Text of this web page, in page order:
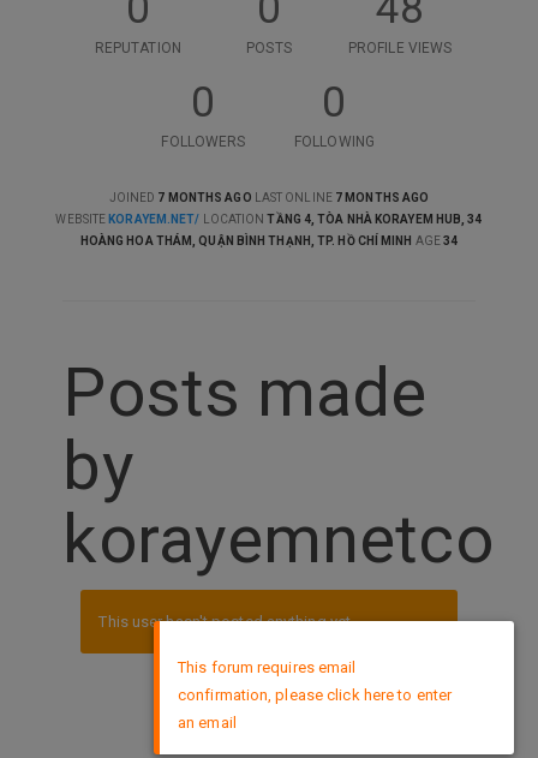
REPUTATION POSTS PROFILE VIEWS
0
FOLLOWERS
0
FOLLOWING
JOINED 7 MONTHS AGO LAST ONLINE 7 MONTHS AGO
WEBSITE KORAYEM.NET/ LOCATION TẦNG 4, TÒA NHÀ KORAYEM HUB, 34
HOÀNG HOA THÁM, QUẬN BÌNH THẠNH, TP. HỒ CHÍ MINH AGE34
Posts made
by
This user hasn't posted anything yet.
DMCA Policy
This forum requires email
confirmation, please click here to enter
an email